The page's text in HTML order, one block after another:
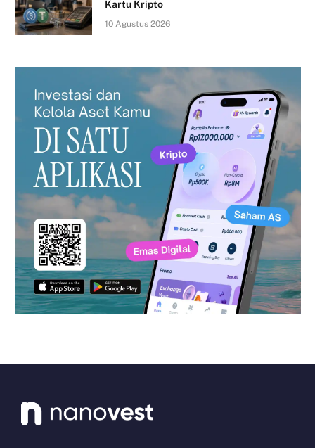
Kartu Kripto
10 Agustus 2026